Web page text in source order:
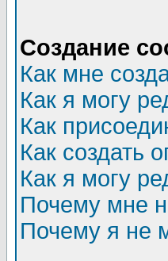
Создание
Как мне
Как я могу
Как
Как создать
Как я могу
Почему мне
Почему я не